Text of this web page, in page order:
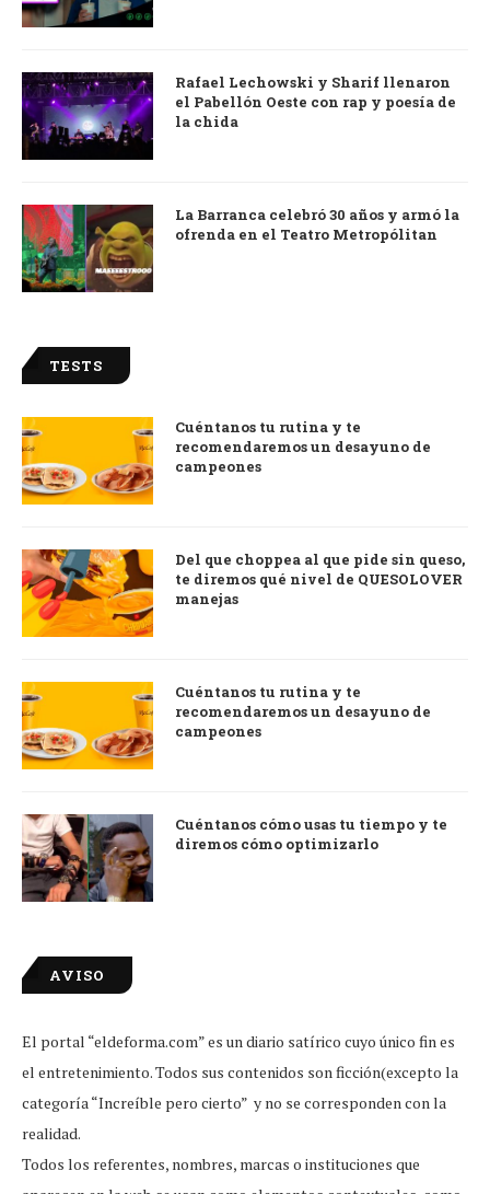
Rafael Lechowski y Sharif llenaron
el Pabellón Oeste con rap y poesía de
la chida
La Barranca celebró 30 años y armó la
ofrenda en el Teatro Metropólitan
TESTS
Cuéntanos tu rutina y te
recomendaremos un desayuno de
campeones
Del que choppea al que pide sin queso,
te diremos qué nivel de QUESOLOVER
manejas
Cuéntanos tu rutina y te
recomendaremos un desayuno de
campeones
Cuéntanos cómo usas tu tiempo y te
diremos cómo optimizarlo
AVISO
El portal “eldeforma.com” es un diario satírico cuyo único fin es
el entretenimiento. Todos sus contenidos son ficción(excepto la
categoría “Increíble pero cierto” y no se corresponden con la
realidad.
Todos los referentes, nombres, marcas o instituciones que